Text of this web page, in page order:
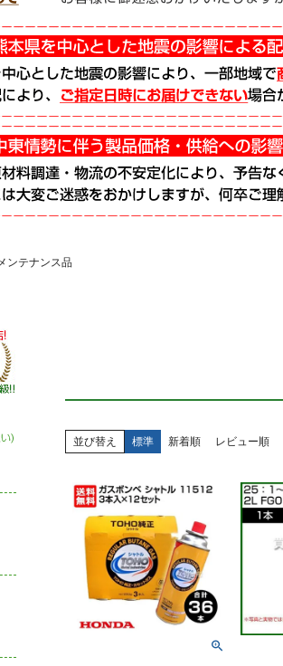
メンテナンス品
並び替え 標準 新着順 レビュー順